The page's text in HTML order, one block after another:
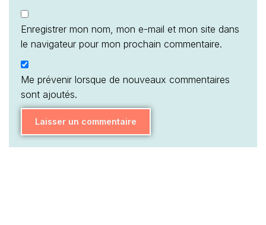
Enregistrer mon nom, mon e-mail et mon site dans
le navigateur pour mon prochain commentaire.
Me prévenir lorsque de nouveaux commentaires
sont ajoutés.